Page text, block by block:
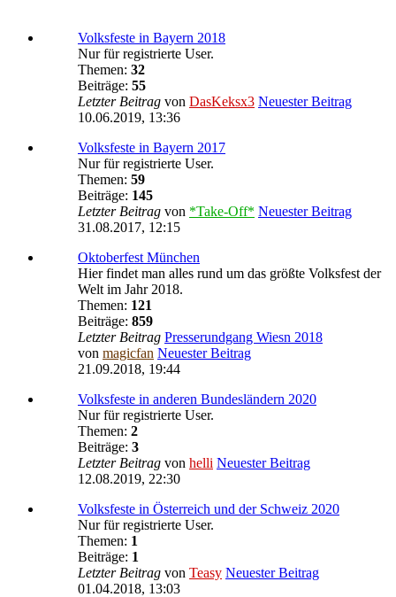
Volksfeste in Bayern 2018
Nur für registrierte User.
Themen: 32
Beiträge: 55
Letzter Beitrag von DasKeksx3 Neuester Beitrag
10.06.2019, 13:36
Volksfeste in Bayern 2017
Nur für registrierte User.
Themen: 59
Beiträge: 145
Letzter Beitrag von *Take-Off* Neuester Beitrag
31.08.2017, 12:15
Oktoberfest München
Hier findet man alles rund um das größte Volksfest der
Welt im Jahr 2018.
Themen: 121
Beiträge: 859
Letzter Beitrag Presserundgang Wiesn 2018
von magicfan Neuester Beitrag
21.09.2018, 19:44
Volksfeste in anderen Bundesländern 2020
Nur für registrierte User.
Themen: 2
Beiträge: 3
Letzter Beitrag von helli Neuester Beitrag
12.08.2019, 22:30
Volksfeste in Österreich und der Schweiz 2020
Nur für registrierte User.
Themen: 1
Beiträge: 1
Letzter Beitrag von Teasy Neuester Beitrag
01.04.2018, 13:03